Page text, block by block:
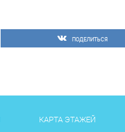
ПОДЕЛИТЬСЯ
КАРТА ЭТАЖЕЙ